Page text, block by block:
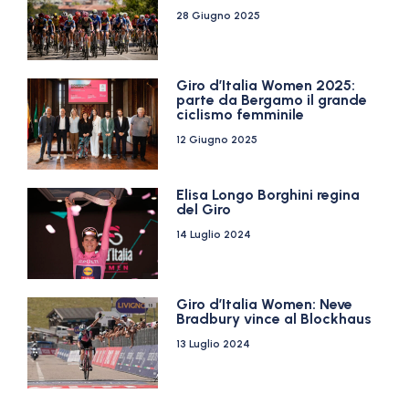
28 Giugno 2025
Giro d’Italia Women 2025:
parte da Bergamo il grande
ciclismo femminile
12 Giugno 2025
Elisa Longo Borghini regina
del Giro
14 Luglio 2024
Giro d’Italia Women: Neve
Bradbury vince al Blockhaus
13 Luglio 2024